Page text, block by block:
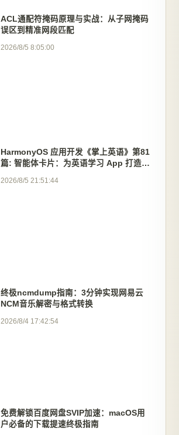
ACL通配符掩码原理与实战：从子网掩码
误区到精准网段匹配
2026/8/5 8:05:00
HarmonyOS 应用开发《掌上英语》第81
篇: 智能体卡片：为英语学习 App 打造桌
2026/8/5 21:51:44
终极ncmdump指南：3分钟实现网易云
NCM音乐解密与格式转换
2026/8/4 17:42:54
免费解锁百度网盘SVIP加速：macOS用
户必备的下载提速终极指南